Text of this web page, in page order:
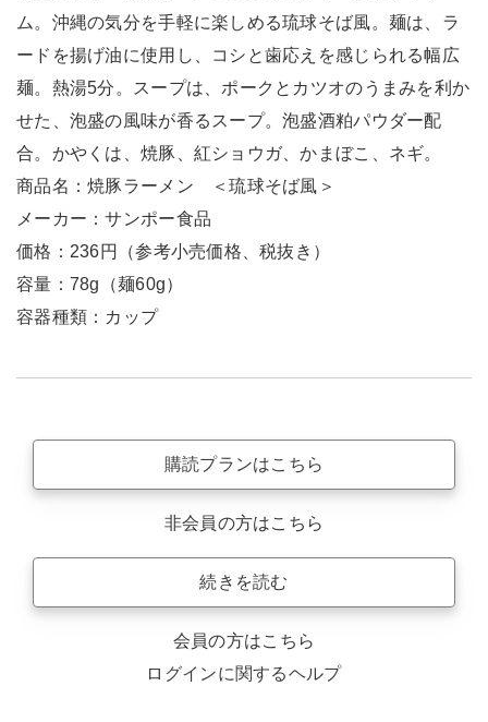
ム。沖縄の気分を手軽に楽しめる琉球そば風。麺は、ラ
ードを揚げ油に使用し、コシと歯応えを感じられる幅広
麺。熱湯5分。スープは、ポークとカツオのうまみを利か
せた、泡盛の風味が香るスープ。泡盛酒粕パウダー配
合。かやくは、焼豚、紅ショウガ、かまぼこ、ネギ。
商品名：焼豚ラーメン ＜琉球そば風＞
メーカー：サンポー食品
価格：236円（参考小売価格、税抜き）
容量：78g（麺60g）
容器種類：カップ
購読プランはこちら
非会員の方はこちら
続きを読む
会員の方はこちら
ログインに関するヘルプ